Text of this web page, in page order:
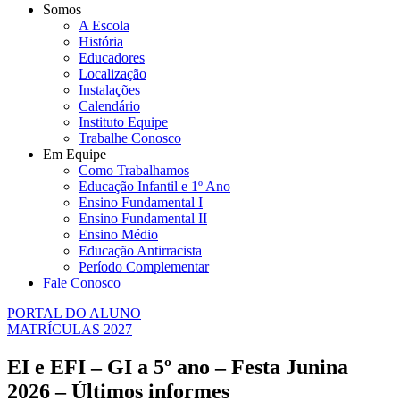
Somos
A Escola
História
Educadores
Localização
Instalações
Calendário
Instituto Equipe
Trabalhe Conosco
Em Equipe
Como Trabalhamos
Educação Infantil e 1º Ano
Ensino Fundamental I
Ensino Fundamental II
Ensino Médio
Educação Antirracista
Período Complementar
Fale Conosco
PORTAL DO ALUNO
MATRÍCULAS 2027
EI e EFI – GI a 5º ano – Festa Junina
2026 – Últimos informes